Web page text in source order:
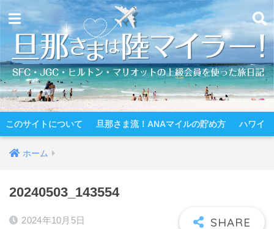
このサイトについて 旦那さま流！ANAマイルの貯め方 ハワイ
ホーム
20240503_143554
2024年10月5日